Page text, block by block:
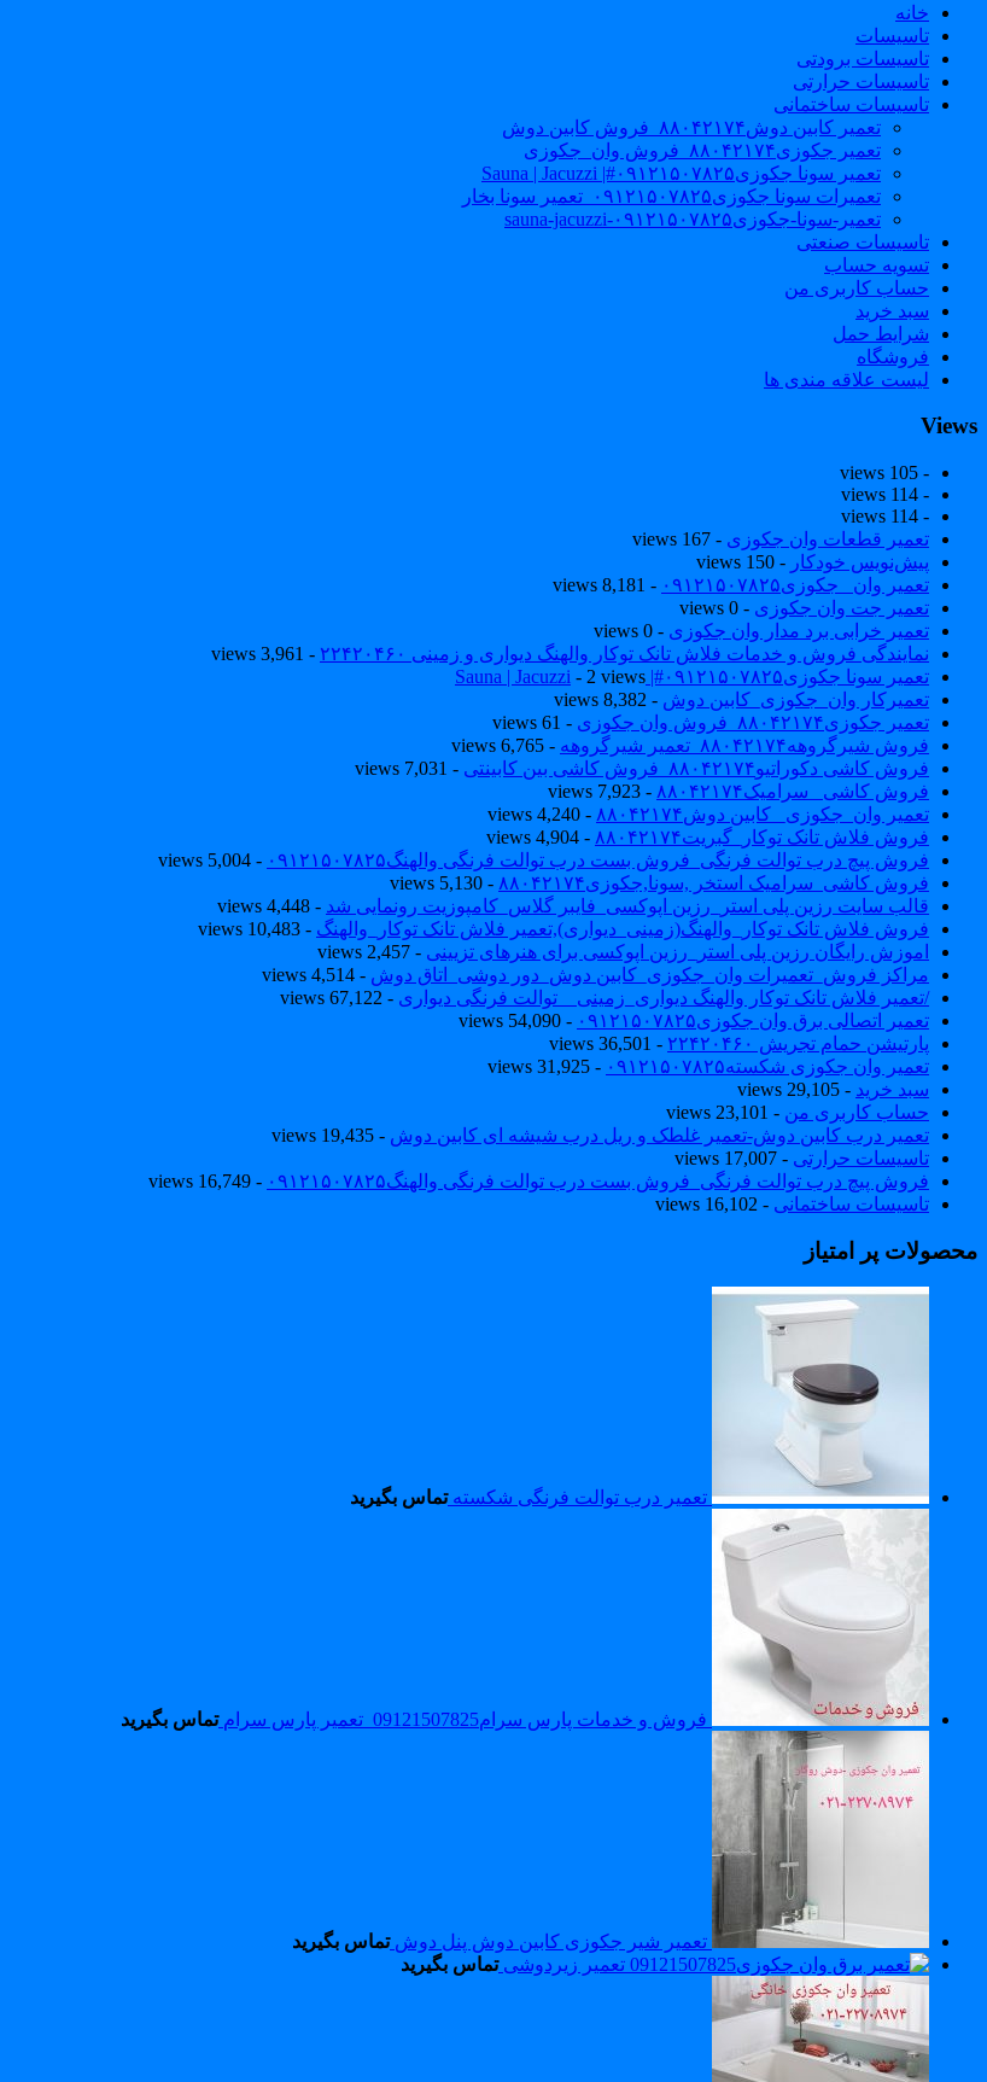
خانه
تاسیسات
تاسیسات برودتی
تاسیسات حرارتی
تاسیسات ساختمانی
تعمیر کابین دوش۸۸۰۴۲۱۷۴_فروش کابین دوش
تعمیر جکوزی۸۸۰۴۲۱۷۴_فروش وان_جکوزی
تعمیر سونا جکوزی۰۹۱۲۱۵۰۷۸۲۵#| Sauna | Jacuzzi
تعمیرات سونا جکوزی۰۹۱۲۱۵۰۷۸۲۵_تعمیر سونا بخار
تعمیر-سونا-جکوزی۰۹۱۲۱۵۰۷۸۲۵-sauna-jacuzzi
تاسیسات صنعتی
تسویه حساب
حساب کاربری من
سبد خرید
شرایط حمل
فروشگاه
لیست علاقه مندی ها
Views
- 105 views
- 114 views
- 114 views
تعمیر قطعات وان جکوزی - 167 views
پیش‌نویس خودکار - 150 views
تعمیر وان _جکوزی۰۹۱۲۱۵۰۷۸۲۵
- 8,181 views
تعمیر جت وان جکوزی - 0 views
تعمیر خرابی برد مدار وان جکوزی - 0 views
نمایندگی فروش و خدمات فلاش تانک توکار والهنگ دیواری و زمینی ۲۲۴۲۰۴۶۰
- 3,961 views
تعمیر سونا جکوزی۰۹۱۲۱۵۰۷۸۲۵#| Sauna | Jacuzzi
- 2 views
تعمیرکار وان_جکوزی_کابین دوش - 8,382 views
تعمیر جکوزی۸۸۰۴۲۱۷۴_فروش وان جکوزی
- 61 views
فروش شیرگروهه۸۸۰۴۲۱۷۴_تعمیر شیرگروهه
- 6,765 views
فروش کاشی دکوراتیو۸۸۰۴۲۱۷۴_فروش کاشی بین کابینتی
- 7,031 views
فروش کاشی _سرامیک۸۸۰۴۲۱۷۴
- 7,923 views
تعمیر وان_جکوزی_ کابین دوش۸۸۰۴۲۱۷۴
- 4,240 views
فروش فلاش تانک توکار_گبریت۸۸۰۴۲۱۷۴
- 4,904 views
فروش پیچ درب توالت فرنگی_فروش بست درب توالت فرنگی والهنگ۰۹۱۲۱۵۰۷۸۲۵
- 5,004 views
فروش کاشی_سرامیک استخر ,سونا,جکوزی۸۸۰۴۲۱۷۴
- 5,130 views
قالب سایت رزین پلی استر_رزین اپوکسی_فایبر گلاس_کامپوزیت رونمایی شد - 4,448 views
فروش فلاش تانک توکار_والهنگ(زمینی_دیواری),تعمیر فلاش تانک توکار_والهنگ - 10,483 views
اموزش رایگان رزین پلی استر_رزین اپوکسی برای هنرهای تزیینی - 2,457 views
مراکز فروش_تعمیرات وان_جکوزی_کابین دوش_دور دوشی_اتاق دوش - 4,514 views
/تعمیر فلاش تانک توکار والهنگ دیواری_زمینی _ توالت فرنگی دیواری - 67,122 views
تعمیر اتصالی برق وان جکوزی۰۹۱۲۱۵۰۷۸۲۵
- 54,090 views
پارتیشن حمام تجریش ۲۲۴۲۰۴۶۰
- 36,501 views
تعمیر وان جکوزی شکسته۰۹۱۲۱۵۰۷۸۲۵
- 31,925 views
سبد خرید - 29,105 views
حساب کاربری من - 23,101 views
تعمیر درب کابین دوش-تعمیر غلطک و ریل درب شیشه ای کابین دوش - 19,435 views
تاسیسات حرارتی - 17,007 views
فروش پیچ درب توالت فرنگی_فروش بست درب توالت فرنگی والهنگ۰۹۱۲۱۵۰۷۸۲۵
- 16,749 views
تاسیسات ساختمانی - 16,102 views
محصولات پر امتیاز
تعمیر درب توالت فرنگی شکسته تماس بگیرید
فروش و خدمات پارس سرام09121507825_تعمیر پارس سرام تماس بگیرید
تعمیر شیر جکوزی کابین دوش پنل دوش تماس بگیرید
تعمیر زیردوشی تماس بگیرید